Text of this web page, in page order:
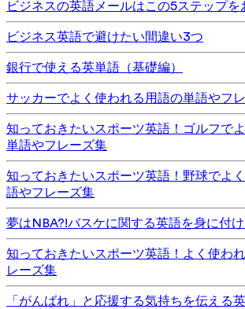
ビジネスの英語メールはこの5ステップを
ビジネス英語で避けたい間違い3つ
銀行で使える英単語（基礎編）
サッカーでよく使われる用語の単語やフ
知っておきたいスポーツ英語！ゴルフで
単語やフレーズ集
知っておきたいスポーツ英語！野球でよ
語やフレーズ集
夢はNBA?!バスケに関する英語を身に付け
知っておきたいスポーツ英語！よく使わ
レーズ集
「がんばれ」と応援する気持ちを伝える